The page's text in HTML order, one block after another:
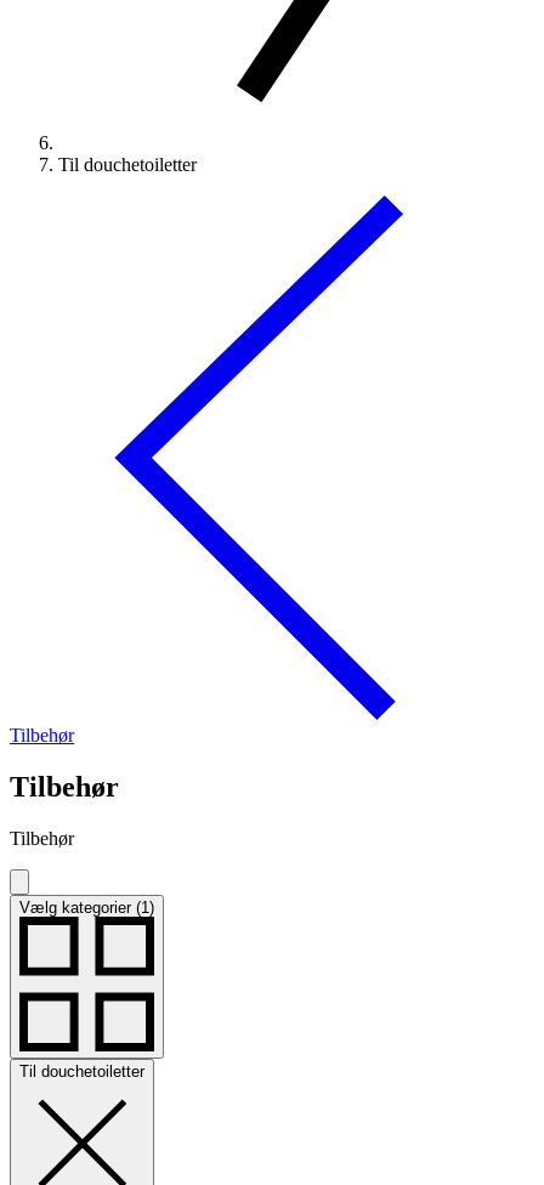
Til douchetoiletter
Tilbehør
Tilbehør
Tilbehør
Vælg kategorier (1)
Til douchetoiletter